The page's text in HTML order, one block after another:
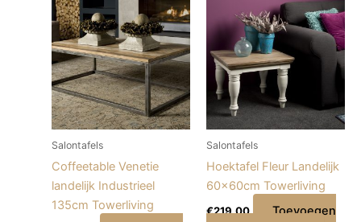
Salontafels
Coffeetable Venetie
landelijk Industrieel
135cm Towerliving
Salontafels
Hoektafel Fleur Landelijk
60x60cm Towerliving
€219,00
Toevoegen